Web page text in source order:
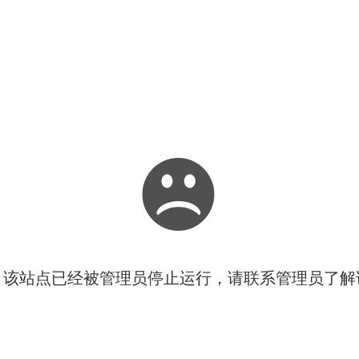
站点已经被管理员停止运行，请联系管理员了